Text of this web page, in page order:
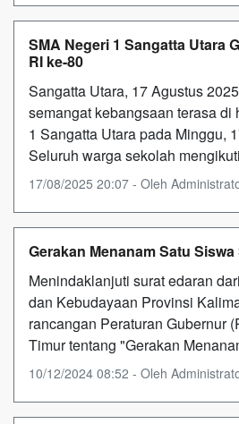
SMA Negeri 1 Sangatta Utara
RI ke-80
Sangatta Utara, 17 Agustus
semangat kebangsaan terasa di
1 Sangatta Utara pada Minggu,
Seluruh warga sekolah
17/08/2025 20:07 - Oleh
Gerakan Menanam Satu
Menindaklanjuti surat edaran
dan Kebudayaan Provinsi
rancangan Peraturan Gubernur
Timur tentang "Gerakan
10/12/2024 08:52 - Oleh